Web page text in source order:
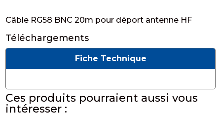
Câble RG58 BNC 20m pour déport antenne HF
Téléchargements
Fiche Technique
Ces produits pourraient aussi vous
intéresser :